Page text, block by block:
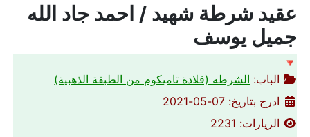
عقيد شرطة شهيد / احمد جاد الله
جميل يوسف
🔻
الباب: الشرطه (قلادة تاميكوم من الطبقة الذهبية)
ادرج بتاريخ: 07-05-2021
الزيارات: 2231